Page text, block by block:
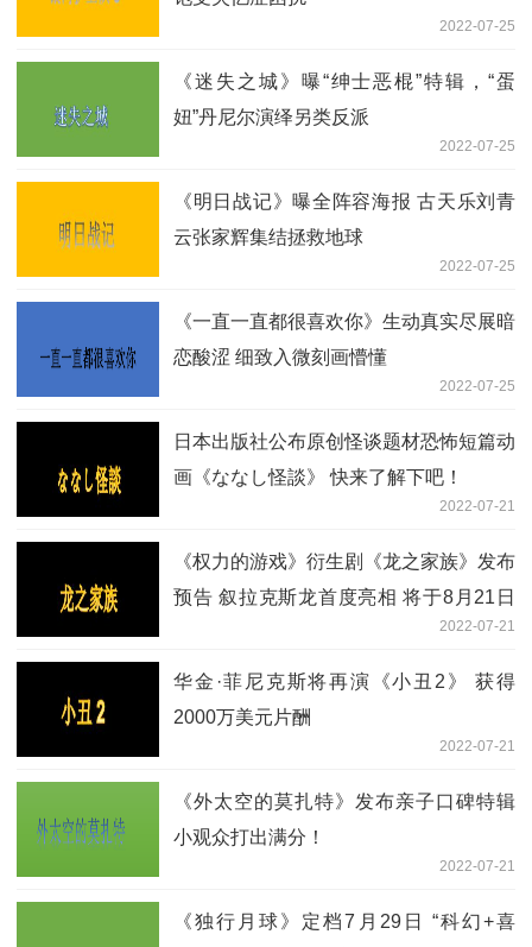
2022-07-25
《迷失之城》曝“绅士恶棍”特辑，“蛋
妞”丹尼尔演绎另类反派
2022-07-25
《明日战记》曝全阵容海报 古天乐刘青
云张家辉集结拯救地球
2022-07-25
《一直一直都很喜欢你》生动真实尽展暗
恋酸涩 细致入微刻画懵懂
2022-07-25
日本出版社公布原创怪谈题材恐怖短篇动
画《ななし怪談》 快来了解下吧！
2022-07-21
《权力的游戏》衍生剧《龙之家族》发布
预告 叙拉克斯龙首度亮相 将于8月21日
2022-07-21
华金·菲尼克斯将再演《小丑2》 获得
2000万美元片酬
2022-07-21
《外太空的莫扎特》发布亲子口碑特辑
小观众打出满分！
2022-07-21
《独行月球》定档7月29日 “科幻+喜